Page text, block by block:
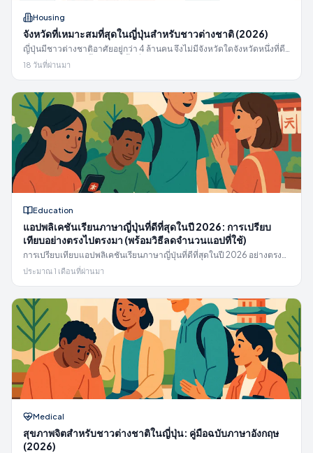
Housing
จังหวัดที่เหมาะสมที่สุดในญี่ปุ่นสำหรับชาวต่างชาติ (2026)
ญี่ปุ่นมีชาวต่างชาติอาศัยอยู่กว่า 4 ล้านคน จึงไม่มีจังหวัดใดจังหวัดหนึ่งที่ดี
ที่สุด คู่มือปี 2026 นี้จัดอันดับพื้นที่ยอดนิยมตามวีซ่า งาน ค่าครองชีพ และ
ชีวิตครอบครัว
18 วันที่ผ่านมา
Education
แอปพลิเคชันเรียนภาษาญี่ปุ่นที่ดีที่สุดในปี 2026: การเปรียบ
เทียบอย่างตรงไปตรงมา (พร้อมวิธีลดจำนวนแอปที่ใช้)
การเปรียบเทียบแอปพลิเคชันเรียนภาษาญี่ปุ่นที่ดีที่สุดในปี 2026 อย่างตรง
ไปตรงมา — Duolingo, WaniKani, Bunpro, Renshuu, Anki, Migii และ
LO-PAL Lingo ราคาจริง จุดแข็งจริง และวิธีหยุดจ่ายเงินสำหรับห้าแอป
พร้อมกัน
ประมาณ 1 เดือนที่ผ่านมา
Medical
สุขภาพจิตสำหรับชาวต่างชาติในญี่ปุ่น: คู่มือฉบับภาษาอังกฤษ
(2026)